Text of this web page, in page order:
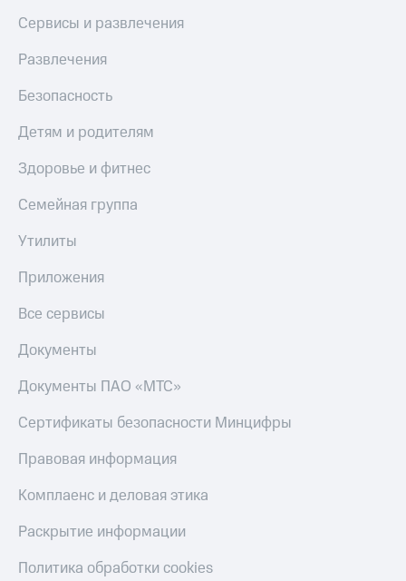
Сервисы и развлечения
Развлечения
Безопасность
Детям и родителям
Здоровье и фитнес
Семейная группа
Утилиты
Приложения
Все сервисы
Документы
Документы ПАО «МТС»
Сертификаты безопасности Минцифры
Правовая информация
Комплаенс и деловая этика
Раскрытие информации
Политика обработки cookies